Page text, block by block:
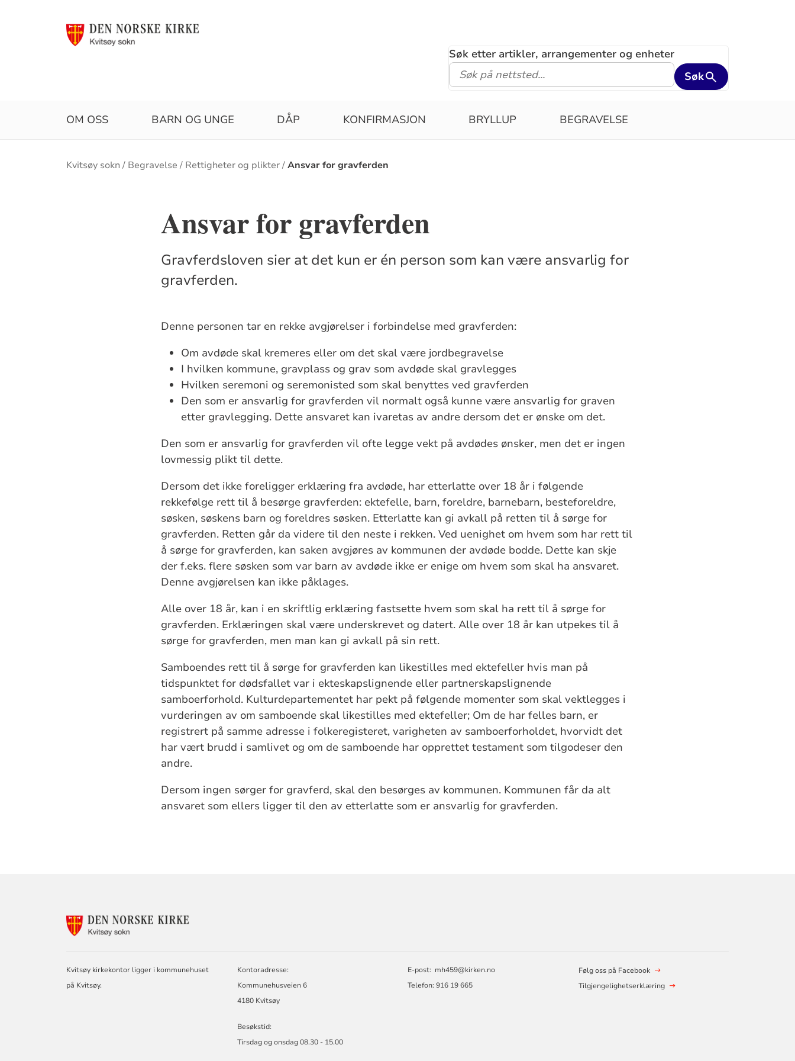
Søk etter artikler, arrangementer og enheter
Søk
OM OSS BARN OG UNGE DÅP KONFIRMASJON BRYLLUP BEGRAVELSE
Brødsmulesti
Kvitsøy sokn Begravelse Rettigheter og plikter Ansvar for gravferden
Ansvar for gravferden
Gravferdsloven sier at det kun er én person som kan være ansvarlig for
gravferden.
Denne personen tar en rekke avgjørelser i forbindelse med gravferden:
Om avdøde skal kremeres eller om det skal være jordbegravelse
I hvilken kommune, gravplass og grav som avdøde skal gravlegges
Hvilken seremoni og seremonisted som skal benyttes ved gravferden
Den som er ansvarlig for gravferden vil normalt også kunne være ansvarlig for graven
etter gravlegging. Dette ansvaret kan ivaretas av andre dersom det er ønske om det.
Den som er ansvarlig for gravferden vil ofte legge vekt på avdødes ønsker, men det er ingen
lovmessig plikt til dette.
Dersom det ikke foreligger erklæring fra avdøde, har etterlatte over 18 år i følgende
rekkefølge rett til å besørge gravferden: ektefelle, barn, foreldre, barnebarn, besteforeldre,
søsken, søskens barn og foreldres søsken. Etterlatte kan gi avkall på retten til å sørge for
gravferden. Retten går da videre til den neste i rekken. Ved uenighet om hvem som har rett til
å sørge for gravferden, kan saken avgjøres av kommunen der avdøde bodde. Dette kan skje
der f.eks. flere søsken som var barn av avdøde ikke er enige om hvem som skal ha ansvaret.
Denne avgjørelsen kan ikke påklages.
Alle over 18 år, kan i en skriftlig erklæring fastsette hvem som skal ha rett til å sørge for
gravferden. Erklæringen skal være underskrevet og datert. Alle over 18 år kan utpekes til å
sørge for gravferden, men man kan gi avkall på sin rett.
Samboendes rett til å sørge for gravferden kan likestilles med ektefeller hvis man på
tidspunktet for dødsfallet var i ekteskapslignende eller partnerskapslignende
samboerforhold. Kulturdepartementet har pekt på følgende momenter som skal vektlegges i
vurderingen av om samboende skal likestilles med ektefeller; Om de har felles barn, er
registrert på samme adresse i folkeregisteret, varigheten av samboerforholdet, hvorvidt det
har vært brudd i samlivet og om de samboende har opprettet testament som tilgodeser den
andre.
Dersom ingen sørger for gravferd, skal den besørges av kommunen. Kommunen får da alt
ansvaret som ellers ligger til den av etterlatte som er ansvarlig for gravferden.
Kvitsøy kirkekontor ligger i kommunehuset
på Kvitsøy.
Kontoradresse:
Kommunehusveien 6
4180 Kvitsøy
Besøkstid:
Tirsdag og onsdag 08.30 - 15.00
E-post: mh459@kirken.no
Telefon: 916 19 665
Følg oss på Facebook
Tilgjengelighetserklæring